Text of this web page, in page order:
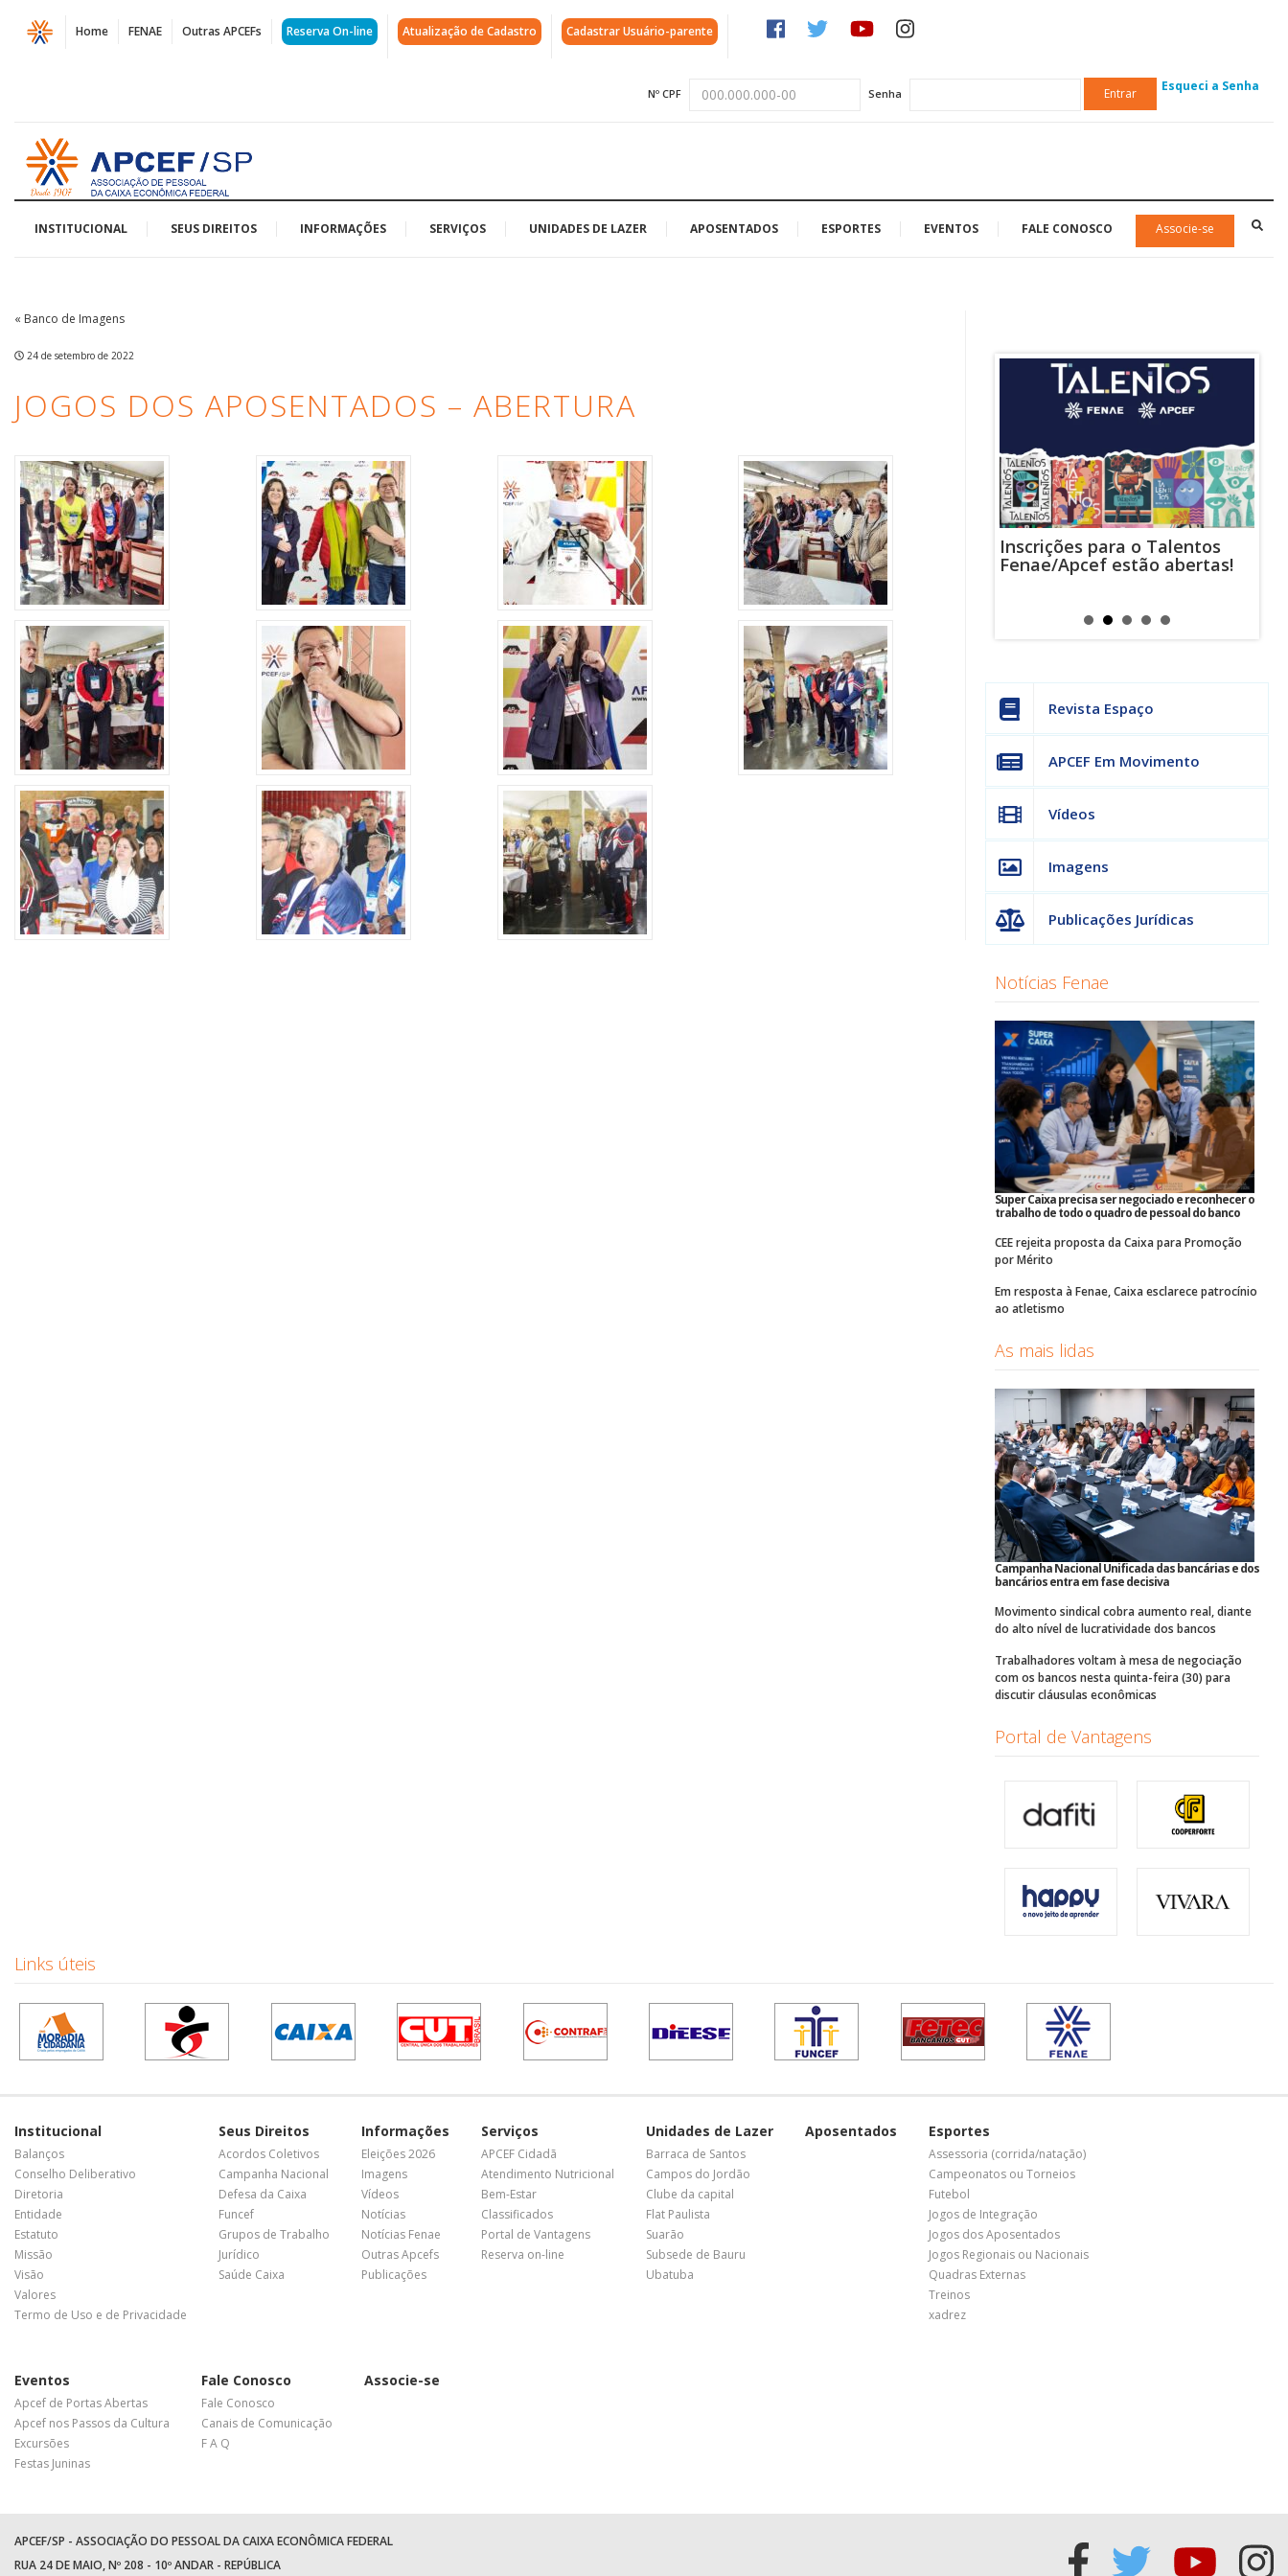
Página
Jogos
Aposentados
Abertura
Home FENAE Outras APCEFs Reserva On-line Atualização de Cadastro Cadastrar Usuário-parente
Nº CPF Senha Entrar Esqueci a Senha
Acessar
página
inicial
INSTITUCIONAL SEUS DIREITOS INFORMAÇÕES SERVIÇOS UNIDADES DE LAZER APOSENTADOS ESPORTES EVENTOS FALE CONOSCO Associe-se
« Banco de Imagens
24 de setembro de 2022
JOGOS DOS APOSENTADOS – ABERTURA
Aproveite a parceria da Apcef
com o Sesi e invista em saúde
e momentos de lazer!
Alerta: golpistas usam
WhatsApp e e-mail para
enviar falsas mensagens
sobre processos judiciais
Inscrições para o Talentos
Fenae/Apcef estão abertas!
Revista Espaço
APCEF Em Movimento
Vídeos
Imagens
Publicações Jurídicas
Notícias Fenae
Super Caixa precisa ser negociado e reconhecer o
trabalho de todo o quadro de pessoal do banco
CEE rejeita proposta da Caixa para Promoção
por Mérito
Em resposta à Fenae, Caixa esclarece patrocínio
ao atletismo
As mais lidas
Campanha Nacional Unificada das bancárias e dos
bancários entra em fase decisiva
Movimento sindical cobra aumento real, diante
do alto nível de lucratividade dos bancos
Trabalhadores voltam à mesa de negociação
com os bancos nesta quinta-feira (30) para
discutir cláusulas econômicas
Portal de Vantagens
Links úteis
Institucional
Balanços
Conselho Deliberativo
Diretoria
Entidade
Estatuto
Missão
Visão
Valores
Termo de Uso e de Privacidade
Seus Direitos
Acordos Coletivos
Campanha Nacional
Defesa da Caixa
Funcef
Grupos de Trabalho
Jurídico
Saúde Caixa
Informações
Eleições 2026
Imagens
Vídeos
Notícias
Notícias Fenae
Outras Apcefs
Publicações
Serviços
APCEF Cidadã
Atendimento Nutricional
Bem-Estar
Classificados
Portal de Vantagens
Reserva on-line
Unidades de Lazer
Barraca de Santos
Campos do Jordão
Clube da capital
Flat Paulista
Suarão
Subsede de Bauru
Ubatuba
Aposentados Esportes
Assessoria (corrida/natação)
Campeonatos ou Torneios
Futebol
Jogos de Integração
Jogos dos Aposentados
Jogos Regionais ou Nacionais
Quadras Externas
Treinos
xadrez
Eventos
Apcef de Portas Abertas
Apcef nos Passos da Cultura
Excursões
Festas Juninas
Fale Conosco
Fale Conosco
Canais de Comunicação
F A Q
Associe-se
APCEF/SP - ASSOCIAÇÃO DO PESSOAL DA CAIXA ECONÔMICA FEDERAL
RUA 24 DE MAIO, Nº 208 - 10º ANDAR - REPÚBLICA
Acessar
Acessar